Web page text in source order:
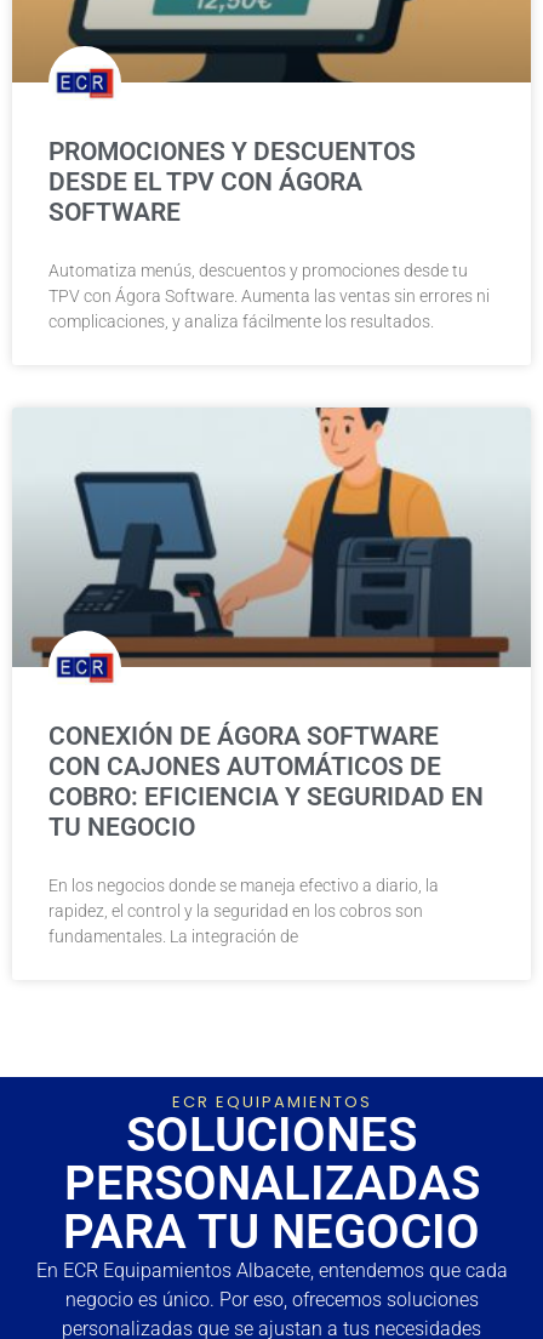
PROMOCIONES Y DESCUENTOS
DESDE EL TPV CON ÁGORA
SOFTWARE
Automatiza menús, descuentos y promociones desde tu
TPV con Ágora Software. Aumenta las ventas sin errores ni
complicaciones, y analiza fácilmente los resultados.
CONEXIÓN DE ÁGORA SOFTWARE
CON CAJONES AUTOMÁTICOS DE
COBRO: EFICIENCIA Y SEGURIDAD EN
TU NEGOCIO
En los negocios donde se maneja efectivo a diario, la
rapidez, el control y la seguridad en los cobros son
fundamentales. La integración de
ECR EQUIPAMIENTOS
SOLUCIONES
PERSONALIZADAS
PARA TU NEGOCIO
En ECR Equipamientos Albacete, entendemos que cada
negocio es único. Por eso, ofrecemos soluciones
personalizadas que se ajustan a tus necesidades